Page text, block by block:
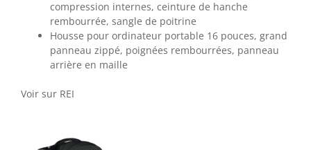
compression internes, ceinture de hanche
rembourrée, sangle de poitrine
Housse pour ordinateur portable 16 pouces, grand
panneau zippé, poignées rembourrées, panneau
arrière en maille
Voir sur REI